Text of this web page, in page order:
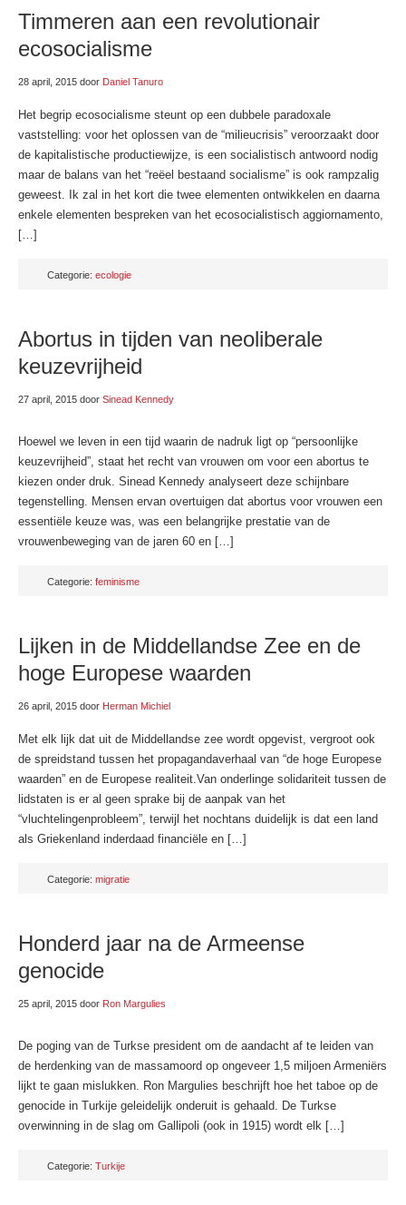
Timmeren aan een revolutionair
ecosocialisme
28 april, 2015 door Daniel Tanuro
Het begrip ecosocialisme steunt op een dubbele paradoxale
vaststelling: voor het oplossen van de “milieucrisis” veroorzaakt door
de kapitalistische productiewijze, is een socialistisch antwoord nodig
maar de balans van het “reëel bestaand socialisme” is ook rampzalig
geweest. Ik zal in het kort die twee elementen ontwikkelen en daarna
enkele elementen bespreken van het ecosocialistisch aggiornamento,
[…]
Categorie: ecologie
Abortus in tijden van neoliberale
keuzevrijheid
27 april, 2015 door Sinead Kennedy
Hoewel we leven in een tijd waarin de nadruk ligt op “persoonlijke
keuzevrijheid”, staat het recht van vrouwen om voor een abortus te
kiezen onder druk. Sinead Kennedy analyseert deze schijnbare
tegenstelling. Mensen ervan overtuigen dat abortus voor vrouwen een
essentiële keuze was, was een belangrijke prestatie van de
vrouwenbeweging van de jaren 60 en […]
Categorie: feminisme
Lijken in de Middellandse Zee en de
hoge Europese waarden
26 april, 2015 door Herman Michiel
Met elk lijk dat uit de Middellandse zee wordt opgevist, vergroot ook
de spreidstand tussen het propagandaverhaal van “de hoge Europese
waarden” en de Europese realiteit.Van onderlinge solidariteit tussen de
lidstaten is er al geen sprake bij de aanpak van het
“vluchtelingenprobleem”, terwijl het nochtans duidelijk is dat een land
als Griekenland inderdaad financiële en […]
Categorie: migratie
Honderd jaar na de Armeense
genocide
25 april, 2015 door Ron Margulies
De poging van de Turkse president om de aandacht af te leiden van
de herdenking van de massamoord op ongeveer 1,5 miljoen Armeniërs
lijkt te gaan mislukken. Ron Margulies beschrijft hoe het taboe op de
genocide in Turkije geleidelijk onderuit is gehaald. De Turkse
overwinning in de slag om Gallipoli (ook in 1915) wordt elk […]
Categorie: Turkije